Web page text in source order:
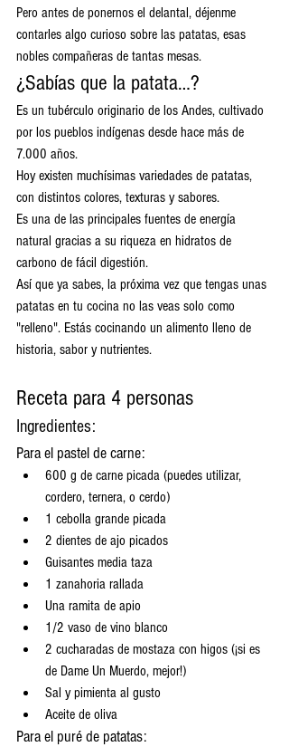
Pero antes de ponernos el delantal, déjenme
contarles algo curioso sobre las patatas, esas
nobles compañeras de tantas mesas.
¿Sabías que la patata…?
Es un tubérculo originario de los Andes, cultivado
por los pueblos indígenas desde hace más de
7.000 años.
Hoy existen muchísimas variedades de patatas,
con distintos colores, texturas y sabores.
Es una de las principales fuentes de energía
natural gracias a su riqueza en hidratos de
carbono de fácil digestión.
Así que ya sabes, la próxima vez que tengas unas
patatas en tu cocina no las veas solo como
"relleno". Estás cocinando un alimento lleno de
historia, sabor y nutrientes.
Receta para 4 personas
Ingredientes:
Para el pastel de carne:
600 g de carne picada (puedes utilizar,
cordero, ternera, o cerdo)
1 cebolla grande picada
2 dientes de ajo picados
Guisantes media taza
1 zanahoria rallada
Una ramita de apio
1/2 vaso de vino blanco
2 cucharadas de mostaza con higos (¡si es
de Dame Un Muerdo, mejor!)
Sal y pimienta al gusto
Aceite de oliva
Para el puré de patatas: